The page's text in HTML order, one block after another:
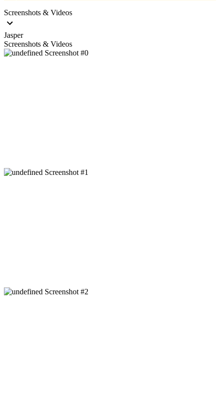
Screenshots & Videos
Jasper
Screenshots & Videos